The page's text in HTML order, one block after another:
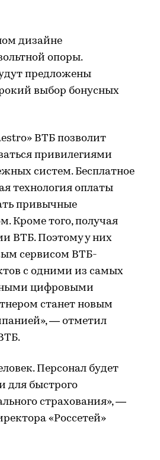
дизайне
опоры.
предложены
выбор бонусных
ВТБ позволит
привилегиями
систем. Бесплатное
технология оплаты
привычные
Кроме того, получая
ВТБ. Поэтому у них
сервисом ВТБ-
с одними из самых
цифровыми
станет новым
— отметил
Персонал будет
для быстрого
страхования», —
«Россетей»